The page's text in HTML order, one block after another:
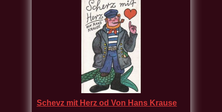
Schevz mit Herz od Von Hans Krause